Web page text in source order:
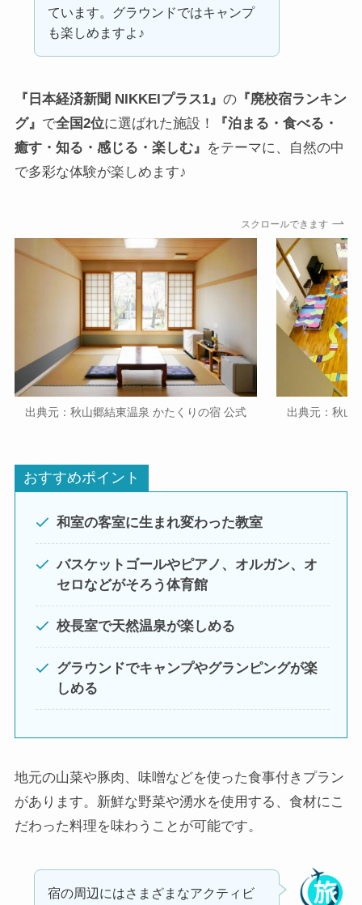
ています。グラウンドではキャンプ
も楽しめますよ♪
『日本経済新聞 NIKKEIプラス1』 の『廃校宿ランキン
グ』 で全国2位に選ばれた施設！
『泊まる・食べる・
癒す・知る・感じる・楽しむ』 をテーマに、自然の中
で多彩な体験が楽しめます♪
スクロールできます
出典元：秋山郷結東温泉 かたくりの宿 公式 出典元：秋山
おすすめポイント
和室の客室に生まれ変わった教室
バスケットゴールやピアノ、オルガン、オ
セロなどがそろう体育館
校長室で天然温泉が楽しめる
グラウンドでキャンプやグランピングが楽
しめる
地元の山菜や豚肉、味噌などを使った食事付きプラン
があります。新鮮な野菜や湧水を使用する、食材にこ
だわった料理を味わうことが可能です。
宿の周辺にはさまざまなアクティビ